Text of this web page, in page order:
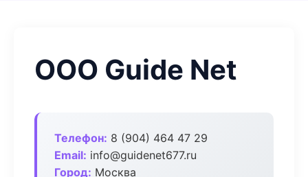
ООО Guide Net
Телефон: 8 (904) 464 47 29
Email: info@guidenet677.ru
Город: Москва